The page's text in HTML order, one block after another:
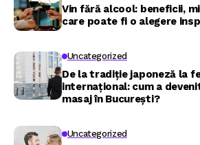
Vin fără alcool: beneficii,
care poate fi o alegere
Uncategorized
De la tradiție japoneză la
internațional: cum a
masaj în București?
Uncategorized